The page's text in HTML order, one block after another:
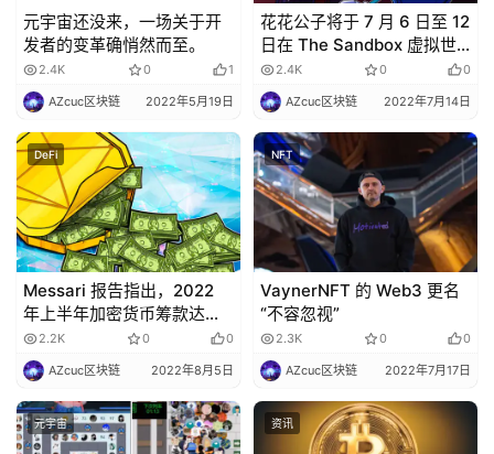
元宇宙还没来，一场关于开
发者的变革确悄然而至。
2.4K 0 1
AZcuc区块链 2022年5月19日
花花公子将于 7 月 6 日至 12
日在 The Sandbox 虚拟世
界中推出：Nifty
Newsletter
2.4K 0 0
AZcuc区块链 2022年7月14日
DeFi
Messari 报告指出，2022
年上半年加密货币筹款达到
303 亿美元，超过了 2021
年全年
2.2K 0 0
AZcuc区块链 2022年8月5日
NFT
VaynerNFT 的 Web3 更名
“不容忽视”
2.3K 0 0
AZcuc区块链 2022年7月17日
元宇宙 资讯